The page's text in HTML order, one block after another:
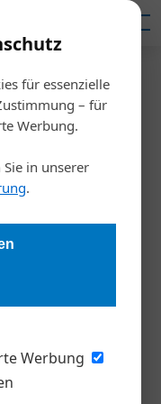
für essenzielle
– für
Werbung.
in unserer
.
Werbung
über
ermöglicht
zu